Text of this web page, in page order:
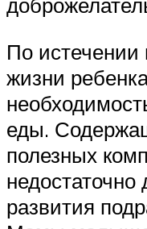
По истечении
жизни
еды.
полезных
недостаточно
развития